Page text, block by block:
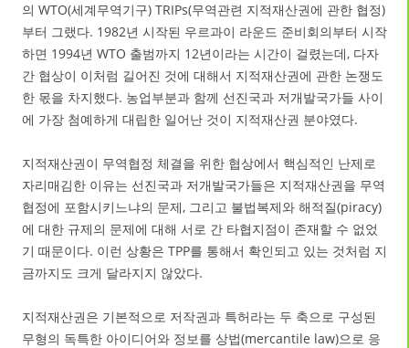
의 WTO(세계무역기구) TRIPs(무역관련 지적재산권에 관한 협정)
부터 그랬다. 1982년 시작된 우르과이 라운드 준비회의부터 시작
하면 1994년 WTO 출범까지 12년이라는 시간이 걸렸는데, 다자
간 협상이 이처럼 길어진 것에 대해서 지적재산권에 관한 논쟁도
한 몫을 차지했다. 농업부분과 함께 선진국과 저개발국가들 사이
에 가장 첨예하게 대립한 일어난 것이 지적재산권 분야였다.
지적재산권이 무역협정 체결을 위한 협상에서 핵심적인 난제로
자리매김한 이유는 선진국과 저개발국가들은 지적재산권을 무역
협정에 포함시키느냐의 문제, 그리고 불법복제와 해적질(piracy)
에 대한 규제의 문제에 대해 서로 간 타협지점이 존재할 수 없었
기 때문이다. 이런 상황은 TPP를 통해서 확인되고 있는 것처럼 지
금까지도 크게 달라지지 않았다.
지적재산권은 기본적으로 저작권과 특허라는 두 축으로 구성된
무형의 독특한 아이디어와 정보를 상법(mercantile law)으로 응